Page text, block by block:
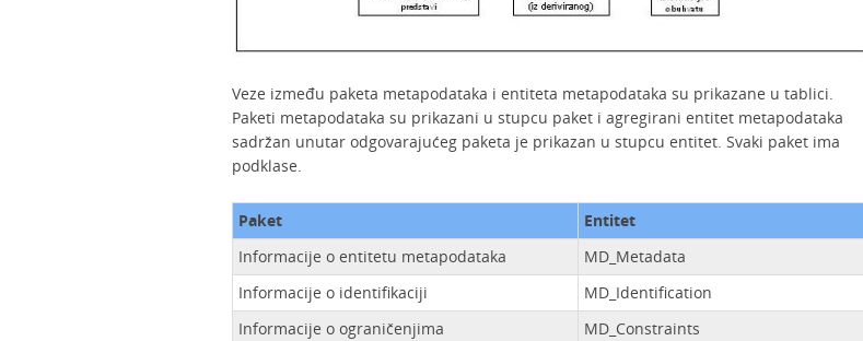
Veze između paketa metapodataka i entiteta metapodataka su prikazane u tablici.
Paketi metapodataka su prikazani u stupcu paket i agregirani entitet metapodataka
sadržan unutar odgovarajućeg paketa je prikazan u stupcu entitet. Svaki paket ima
podklase.
Paket
Entitet
Informacije o entitetu metapodataka
MD_Metadata
Informacije o identifikaciji
MD_Identification
Informacije o ograničenjima
MD_Constraints